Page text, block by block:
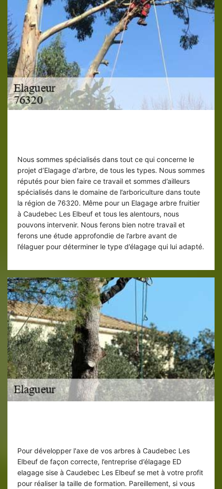
Nous sommes spécialisés dans tout ce qui concerne le
projet d’Elagage d'arbre, de tous les types. Nous sommes
réputés pour bien faire ce travail et sommes d’ailleurs
spécialisés dans le domaine de l’arboriculture dans toute
la région de 76320. Même pour un Elagage arbre fruitier
à Caudebec Les Elbeuf et tous les alentours, nous
pouvons intervenir. Nous ferons bien notre travail et
ferons une étude approfondie de l’arbre avant de
l’élaguer pour déterminer le type d’élagage qui lui adapté.
Pour développer l'axe de vos arbres à Caudebec Les
Elbeuf de façon correcte, l’entreprise d’élagage ED
elagage sise à Caudebec Les Elbeuf se met à votre profit
pour réaliser la taille de formation. Pareillement, si vous